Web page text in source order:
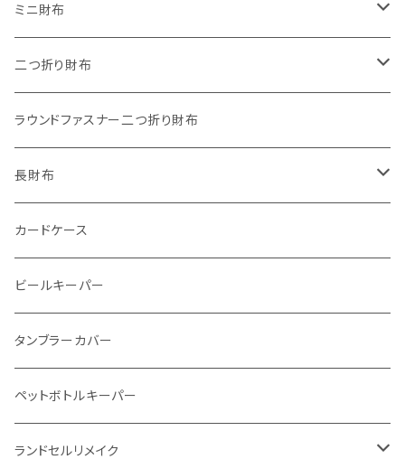
"餞別"キーホルダー
"うちの子"ペットキーホルダー
ワンタッチコインケース ブライドルレザー
ワンタッチコインケース ブッテーロ
ワンタッチコインケース 国産革
ファスナーコインケース
ミニ財布
"Jack"マイクロウォレット(三つ折り式)
"Ripper"マイクロウォレット(三つ折り式)
二つ折り財布
"Basic"アートウォレット
番外編Basicアートウォレット (インポート革版)
スキニーウォレット
ストーンウォレット
メタルウォレット
インビジブルウォレット
イントレチャート 編み込みアートウォレット
"Crammy"L字フラップウォレット
ラウンドファスナー二つ折り財布
長財布
折り財布
L字ファスナー
柔らか革財布
イントレチャート
ラウンドファスナー
カードケース
ビールキーパー
タンブラーカバー
ペットボトルキーパー
ランドセルリメイク